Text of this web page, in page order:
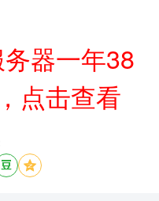
器一年38
点击查看
 